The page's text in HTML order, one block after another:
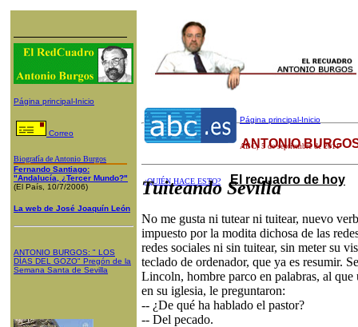
Página principal-Inicio
Correo
Biografía de Antonio Burgos
Fernando Santiago:
"Andalucía, ¿Tercer Mundo?"
(El País, 10/7/2006)
La web de José Joaquín León
ANTONIO BURGOS: " LOS
DÍAS DEL GOZO" Pregón de la
Semana Santa de Sevilla
Página principal-Inicio
ABC, 5 de septiembre de 2011
¿QUIÉN HACE ESTO? El recuadro de hoy
ANTONIO
Tuiteando Sevilla
No me gusta ni tutear ni tuitear, nuevo
impuesto por la modita dichosa de las
redes sociales ni sin tuitear, sin meter su
teclado de ordenador, que ya es resumir.
Lincoln, hombre parco en palabras, al
en su iglesia, le preguntaron:
-- ¿De qué ha hablado el pastor?
-- Del pecado.